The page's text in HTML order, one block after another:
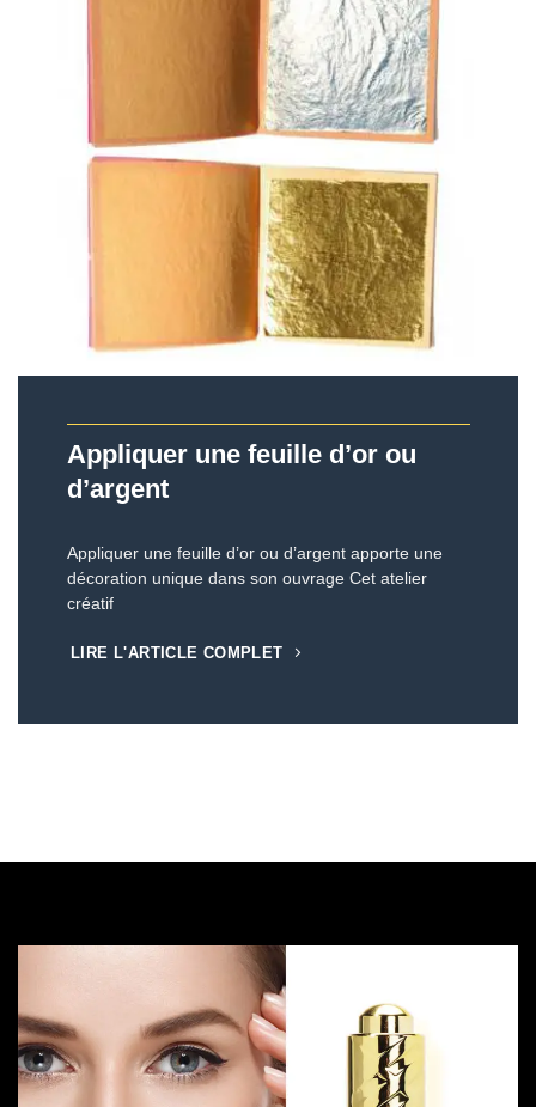
Appliquer une feuille d’or ou
d’argent
Appliquer une feuille d’or ou d’argent apporte une
décoration unique dans son ouvrage Cet atelier
créatif
LIRE L'ARTICLE COMPLET